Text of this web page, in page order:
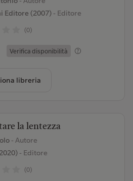
Editore (2007)- Editore
(0)
Verifica disponibilità
libreria
la lentezza
- Autore
- Editore
(0)